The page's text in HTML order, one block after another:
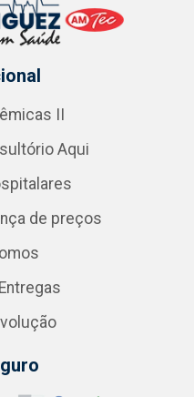
II
Aqui
de preços